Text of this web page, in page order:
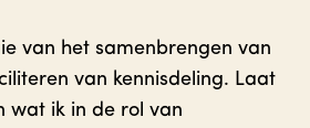
van het samenbrengen van
van kennisdeling. Laat
wat ik in de rol van